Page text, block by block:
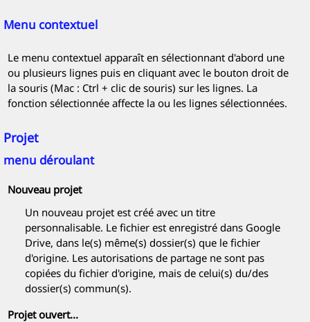
Menu contextuel
Le menu contextuel apparaît en sélectionnant d'abord une
ou plusieurs lignes puis en cliquant avec le bouton droit de
la souris (Mac : Ctrl + clic de souris) sur les lignes. La
fonction sélectionnée affecte la ou les lignes sélectionnées.
Projet
menu déroulant
Nouveau projet
Un nouveau projet est créé avec un titre
personnalisable. Le fichier est enregistré dans Google
Drive, dans le(s) même(s) dossier(s) que le fichier
d'origine. Les autorisations de partage ne sont pas
copiées du fichier d'origine, mais de celui(s) du/des
dossier(s) commun(s).
Projet ouvert...